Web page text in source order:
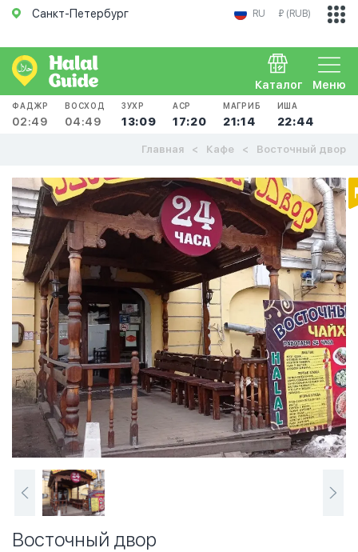
Санкт-Петербург RU ₽ (RUB)
Меню
Каталог
ФАДЖР
02:49
ВОСХОД
04:49
ЗУХР
13:09
АСР
17:20
МАГРИБ
21:14
ИША
22:44
Главная Кафе Восточный двор
Восточный двор